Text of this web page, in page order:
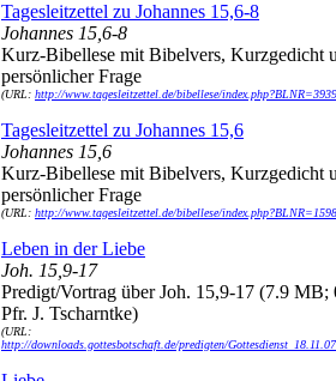
Tagesleitzettel zu Johannes 15,6-8
Johannes 15,6-8
Kurz-Bibellese mit Bibelvers, Kurzgedicht
persönlicher Frage
(URL: http://www.tagesleitzettel.de/bibellese/index.php?BLNR=3939
Tagesleitzettel zu Johannes 15,6
Johannes 15,6
Kurz-Bibellese mit Bibelvers, Kurzgedicht
persönlicher Frage
(URL: http://www.tagesleitzettel.de/bibellese/index.php?BLNR=1598
Leben in der Liebe
Joh. 15,9-17
Predigt/Vortrag über Joh. 15,9-17 (7.9 MB;
Pfr. J. Tscharntke)
(URL:
http://downloads.gottesbotschaft.de/predigten/